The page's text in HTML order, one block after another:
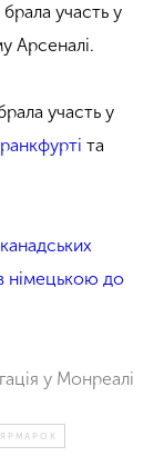
участь у
Арсеналі.
участь у
та
німецькою до
у Монреалі
ЯРМАРОК